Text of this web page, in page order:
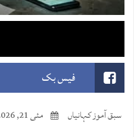
فیس بک
سبق آموز کہانیاں مئی 21, 2026